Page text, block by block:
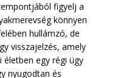
figyelj a
könnyen
hullámzó, de
visszajelzés, amely
életben egy régi ügy
nyugodtan és